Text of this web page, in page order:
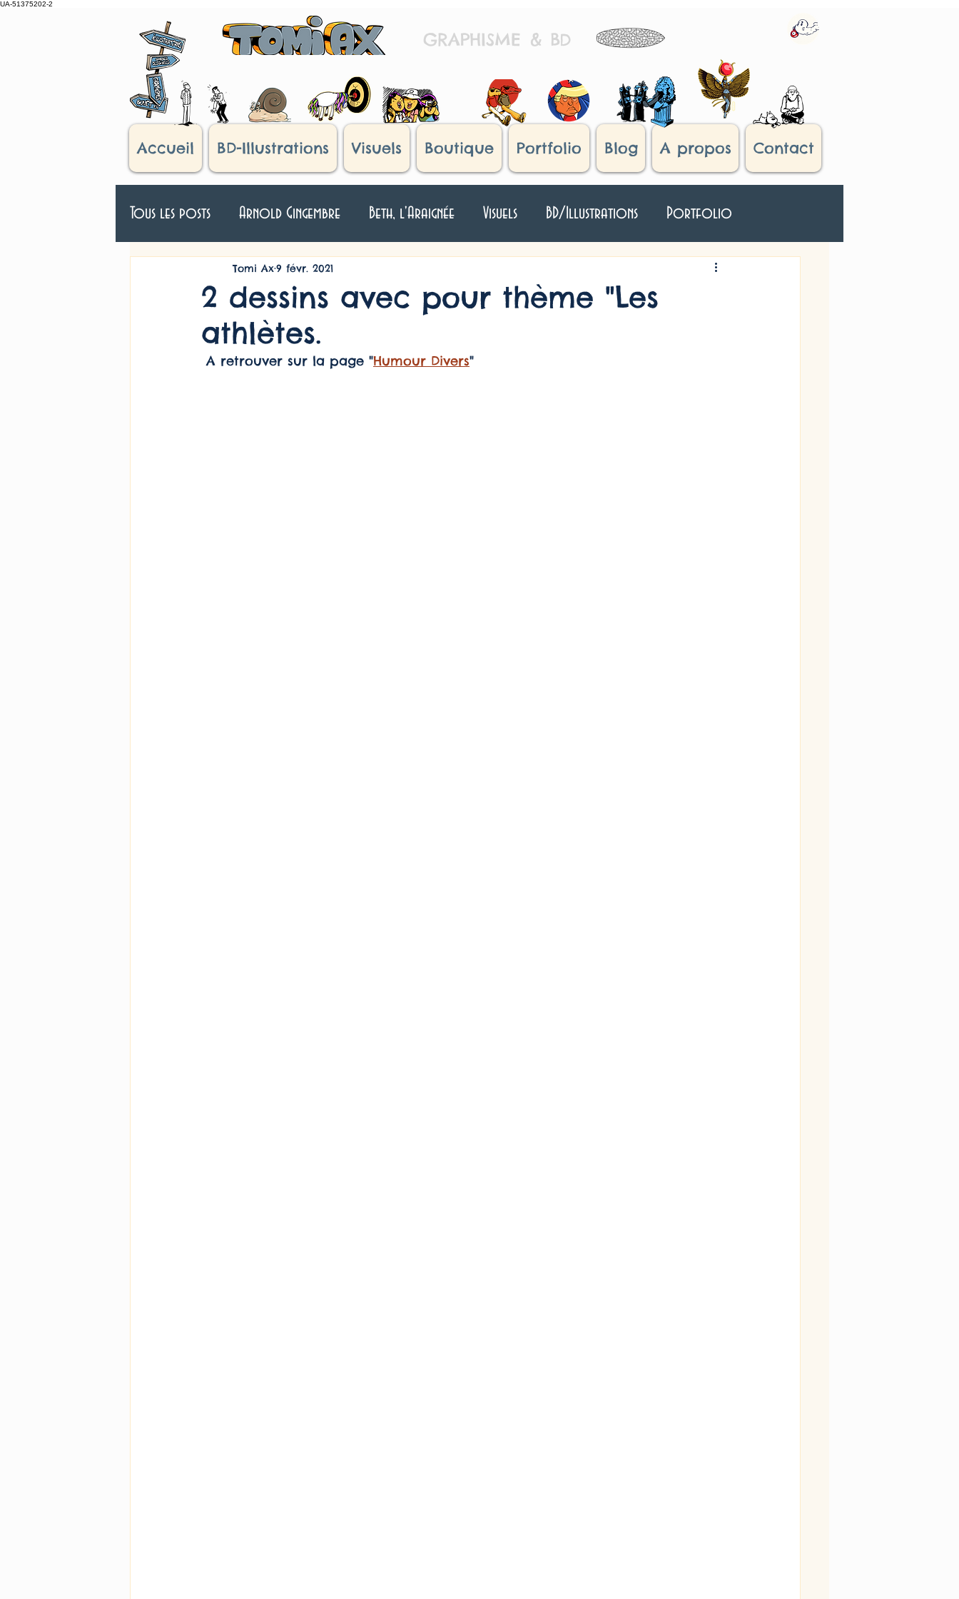
UA-51375202-2
Accueil BD-Illustrations Visuels Boutique Portfolio Blog A propos Contact
GRAPHISME & BD
Tous les posts Arnold Gingembre Beth, l'Araignée Visuels BD/Illustrations Portfolio
D'après réel Japan ! Troisième Oeil
Le concept Jésus Politique
2 dessins avec pour thème "Les
athlètes.
Tomi Ax9 févr. 2021
A retrouver sur la page "Humour Divers"